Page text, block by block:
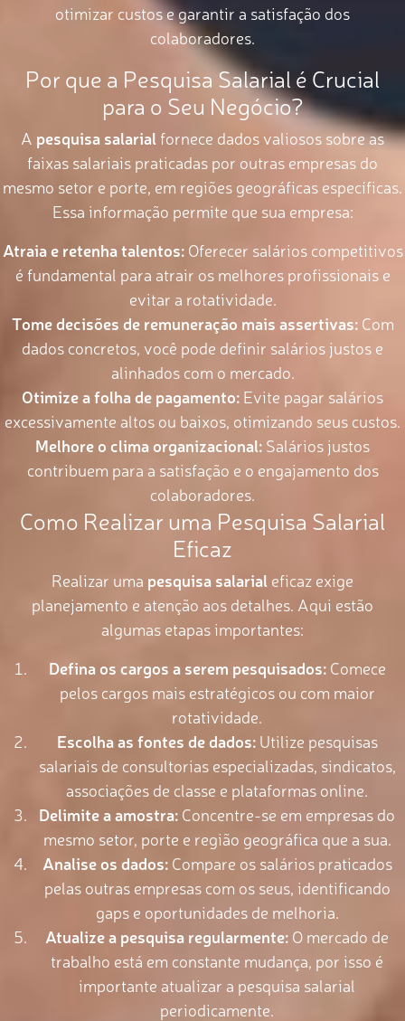
otimizar custos e garantir a satisfação dos
colaboradores.
Por que a Pesquisa Salarial é Crucial
para o Seu Negócio?
A pesquisa salarial fornece dados valiosos sobre as
faixas salariais praticadas por outras empresas do
mesmo setor e porte, em regiões geográficas específicas.
Essa informação permite que sua empresa:
Atraia e retenha talentos:Oferecer salários competitivos
é fundamental para atrair os melhores profissionais e
evitar a rotatividade.
Tome decisões de remuneração mais assertivas:Com
dados concretos, você pode definir salários justos e
alinhados com o mercado.
Otimize a folha de pagamento: Evite pagar salários
excessivamente altos ou baixos, otimizando seus custos.
Melhore o clima organizacional: Salários justos
contribuem para a satisfação e o engajamento dos
colaboradores.
Como Realizar uma Pesquisa Salarial
Eficaz
Realizar uma pesquisa salarial eficaz exige
planejamento e atenção aos detalhes. Aqui estão
algumas etapas importantes:
Defina os cargos a serem pesquisados:Comece
pelos cargos mais estratégicos ou com maior
rotatividade.
Escolha as fontes de dados:Utilize pesquisas
salariais de consultorias especializadas, sindicatos,
associações de classe e plataformas online.
Delimite a amostra: Concentre-se em empresas do
mesmo setor, porte e região geográfica que a sua.
Analise os dados:Compare os salários praticados
pelas outras empresas com os seus, identificando
gaps e oportunidades de melhoria.
Atualize a pesquisa regularmente: O mercado de
trabalho está em constante mudança, por isso é
importante atualizar a pesquisa salarial
periodicamente.